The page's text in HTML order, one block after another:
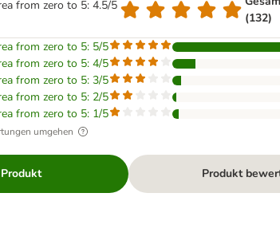
from zero to 5: 4.5/5
(132)
from zero to 5: 5/5
from zero to 5: 4/5
from zero to 5: 3/5
from zero to 5: 2/5
from zero to 5: 1/5
umgehen
Produkt